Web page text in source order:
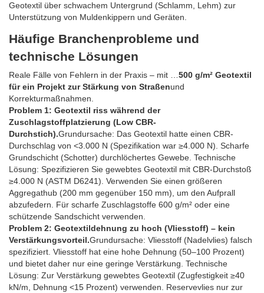
Geotextil über schwachem Untergrund (Schlamm, Lehm) zur
Unterstützung von Muldenkippern und Geräten.
Häufige Branchenprobleme und
technische Lösungen
Reale Fälle von Fehlern in der Praxis – mit … 500 g/m² Geotextil
für ein Projekt zur Stärkung von Straßenund
Korrekturmaßnahmen.
Problem 1: Geotextil riss während der
Zuschlagstoffplatzierung (Low CBR-
Durchstich).Grundursache: Das Geotextil hatte einen CBR-
Durchschlag von <3.000 N (Spezifikation war ≥4.000 N). Scharfe
Grundschicht (Schotter) durchlöchertes Gewebe. Technische
Lösung: Spezifizieren Sie gewebtes Geotextil mit CBR-Durchstoß
≥4.000 N (ASTM D6241). Verwenden Sie einen größeren
Aggregathub (200 mm gegenüber 150 mm), um den Aufprall
abzufedern. Für scharfe Zuschlagstoffe 600 g/m² oder eine
schützende Sandschicht verwenden.
Problem 2: Geotextildehnung zu hoch (Vliesstoff) – kein
Verstärkungsvorteil.Grundursache: Vliesstoff (Nadelvlies) falsch
spezifiziert. Vliesstoff hat eine hohe Dehnung (50–100 Prozent)
und bietet daher nur eine geringe Verstärkung. Technische
Lösung: Zur Verstärkung gewebtes Geotextil (Zugfestigkeit ≥40
kN/m, Dehnung <15 Prozent) verwenden. Reservevlies nur zur